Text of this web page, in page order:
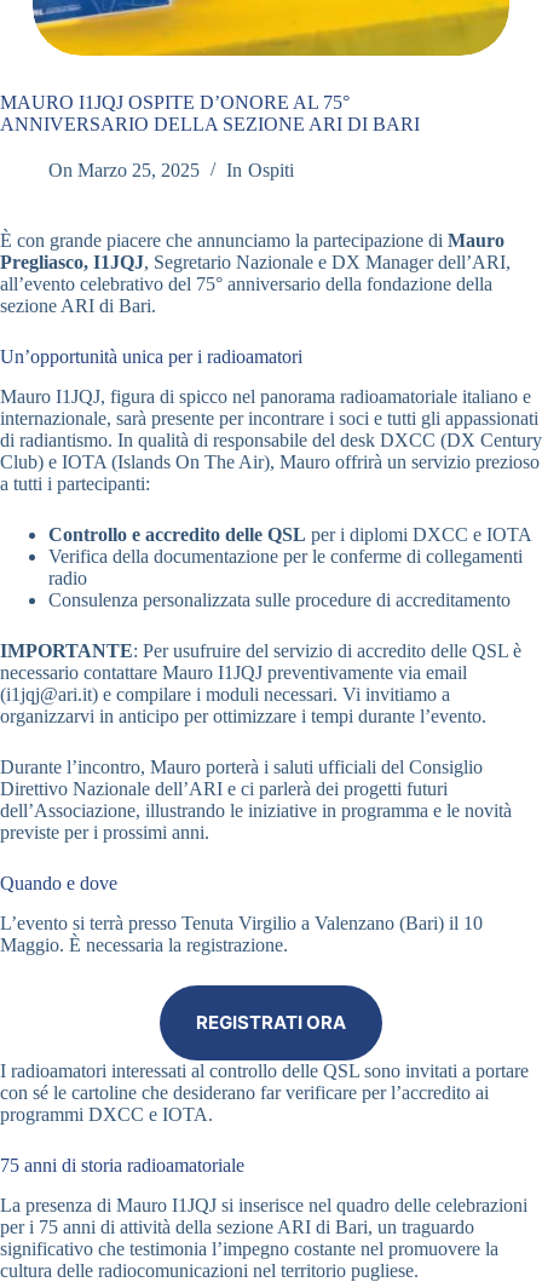
MAURO I1JQJ OSPITE D’ONORE AL 75°
ANNIVERSARIO DELLA SEZIONE ARI DI BARI
On Marzo 25, 2025 In Ospiti
È con grande piacere che annunciamo la partecipazione di Mauro
Pregliasco, I1JQJ, Segretario Nazionale e DX Manager dell’ARI,
all’evento celebrativo del 75° anniversario della fondazione della
sezione ARI di Bari.
Un’opportunità unica per i radioamatori
Mauro I1JQJ, figura di spicco nel panorama radioamatoriale italiano e
internazionale, sarà presente per incontrare i soci e tutti gli appassionati
di radiantismo. In qualità di responsabile del desk DXCC (DX Century
Club) e IOTA (Islands On The Air), Mauro offrirà un servizio prezioso
a tutti i partecipanti:
Controllo e accredito delle QSL per i diplomi DXCC e IOTA
Verifica della documentazione per le conferme di collegamenti
radio
Consulenza personalizzata sulle procedure di accreditamento
IMPORTANTE: Per usufruire del servizio di accredito delle QSL è
necessario contattare Mauro I1JQJ preventivamente via email
(i1jqj@ari.it) e compilare i moduli necessari. Vi invitiamo a
organizzarvi in anticipo per ottimizzare i tempi durante l’evento.
Durante l’incontro, Mauro porterà i saluti ufficiali del Consiglio
Direttivo Nazionale dell’ARI e ci parlerà dei progetti futuri
dell’Associazione, illustrando le iniziative in programma e le novità
previste per i prossimi anni.
Quando e dove
L’evento si terrà presso Tenuta Virgilio a Valenzano (Bari) il 10
Maggio. È necessaria la registrazione.
REGISTRATI ORA
I radioamatori interessati al controllo delle QSL sono invitati a portare
con sé le cartoline che desiderano far verificare per l’accredito ai
programmi DXCC e IOTA.
75 anni di storia radioamatoriale
La presenza di Mauro I1JQJ si inserisce nel quadro delle celebrazioni
per i 75 anni di attività della sezione ARI di Bari, un traguardo
significativo che testimonia l’impegno costante nel promuovere la
cultura delle radiocomunicazioni nel territorio pugliese.